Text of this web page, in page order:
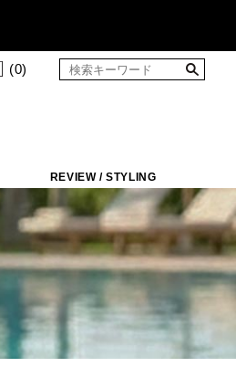
(0)
REVIEW / STYLING